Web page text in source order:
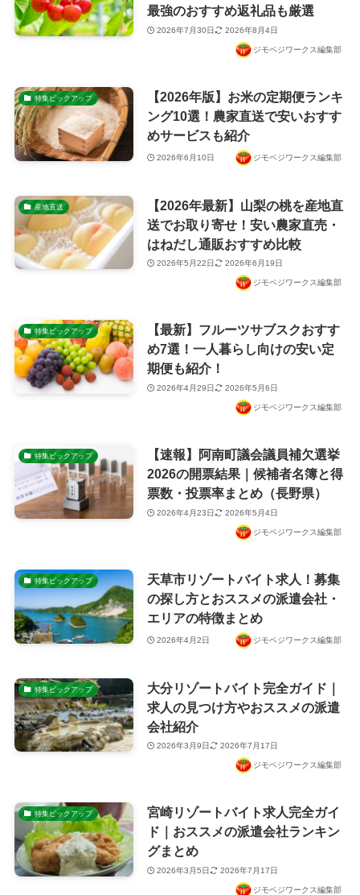
最強のおすすめ返礼品も厳選
2026年7月30日 2026年8月4日
ジモベジワークス編集部
特集ピックアップ
【2026年版】お米の定期便ランキ
ング10選！農家直送で安いおすす
めサービスも紹介
2026年6月10日 ジモベジワークス編集部
産地直送
【2026年最新】山梨の桃を産地直
送でお取り寄せ！安い農家直売・
はねだし通販おすすめ比較
2026年5月22日 2026年6月19日
ジモベジワークス編集部
特集ピックアップ
【最新】フルーツサブスクおすす
め7選！一人暮らし向けの安い定
期便も紹介！
2026年4月29日 2026年5月6日
ジモベジワークス編集部
特集ピックアップ
【速報】阿南町議会議員補欠選挙
2026の開票結果｜候補者名簿と得
票数・投票率まとめ（長野県）
2026年4月23日 2026年5月4日
ジモベジワークス編集部
特集ピックアップ
天草市リゾートバイト求人！募集
の探し方とおススメの派遣会社・
エリアの特徴まとめ
2026年4月2日 ジモベジワークス編集部
特集ピックアップ
大分リゾートバイト完全ガイド｜
求人の見つけ方やおススメの派遣
会社紹介
2026年3月9日 2026年7月17日
ジモベジワークス編集部
特集ピックアップ
宮崎リゾートバイト求人完全ガイ
ド｜おススメの派遣会社ランキン
グまとめ
2026年3月5日 2026年7月17日
ジモベジワークス編集部